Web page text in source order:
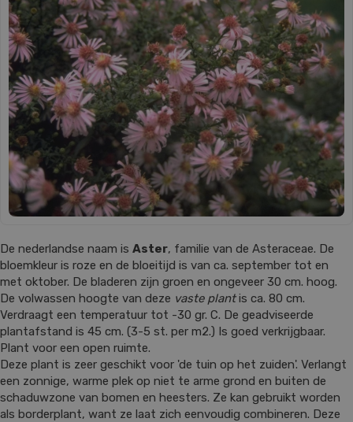
De nederlandse naam is Aster, familie van de Asteraceae. De
bloemkleur is roze en de bloeitijd is van ca. september tot en
met oktober. De bladeren zijn groen en ongeveer 30 cm. hoog.
De volwassen hoogte van deze vaste plantis ca. 80 cm.
Verdraagt een temperatuur tot -30 gr. C. De geadviseerde
plantafstand is 45 cm. (3-5 st. per m2.) Is goed verkrijgbaar.
Plant voor een open ruimte.
Deze plant is zeer geschikt voor 'de tuin op het zuiden'. Verlangt
een zonnige, warme plek op niet te arme grond en buiten de
schaduwzone van bomen en heesters. Ze kan gebruikt worden
als borderplant, want ze laat zich eenvoudig combineren. Deze